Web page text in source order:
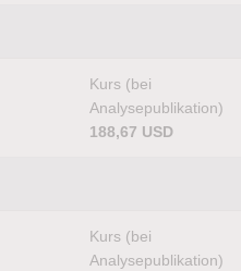
Kurs (bei
Analysepublikation)
188,67 USD
Kurs (bei
Analysepublikation)